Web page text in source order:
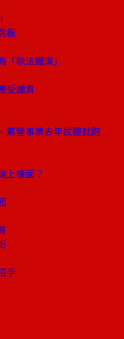
板
執法鐵漢」
受譴責
黨營事業去年拔腿就跑
上檯面？
手